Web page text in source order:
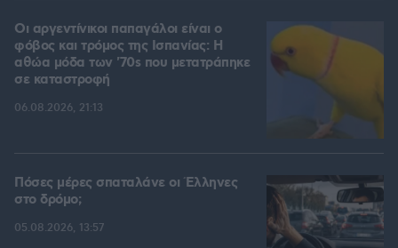
Οι αργεντίνικοι παπαγάλοι είναι ο
φόβος και τρόμος της Ισπανίας: Η
αθώα μόδα των '70s που μετατράπηκε
σε καταστροφή
06.08.2026, 21:13
Πόσες μέρες σπαταλάνε οι Έλληνες
στο δρόμο;
05.08.2026, 13:57